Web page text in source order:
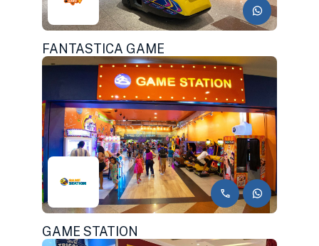
FANTASTICA GAME
GAME STATION